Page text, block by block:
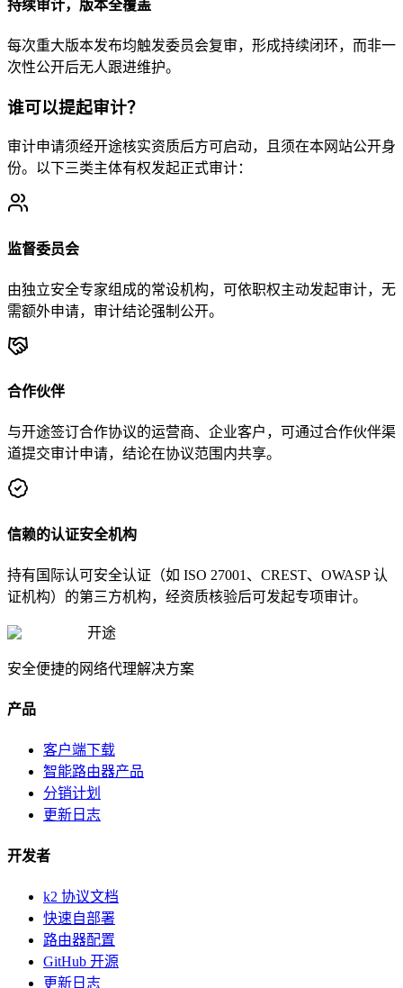
持续审计，版本全覆盖
每次重大版本发布均触发委员会复审，形成持续闭环，而非一
次性公开后无人跟进维护。
谁可以提起审计？
审计申请须经开途核实资质后方可启动，且须在本网站公开身
份。以下三类主体有权发起正式审计：
监督委员会
由独立安全专家组成的常设机构，可依职权主动发起审计，无
需额外申请，审计结论强制公开。
合作伙伴
与开途签订合作协议的运营商、企业客户，可通过合作伙伴渠
道提交审计申请，结论在协议范围内共享。
信赖的认证安全机构
持有国际认可安全认证（如 ISO 27001、CREST、OWASP 认
证机构）的第三方机构，经资质核验后可发起专项审计。
开途
安全便捷的网络代理解决方案
产品
客户端下载
智能路由器产品
分销计划
更新日志
开发者
k2 协议文档
快速自部署
路由器配置
GitHub 开源
更新日志